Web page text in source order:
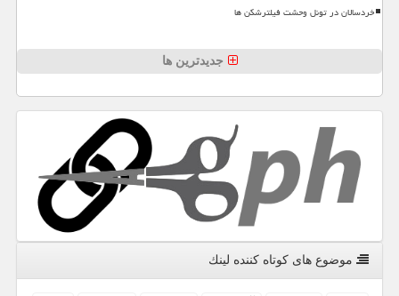
خردسالان در تونل وحشت فیلترشکن ها
جدیدترین ها
موضوع های كوتاه كننده لینك